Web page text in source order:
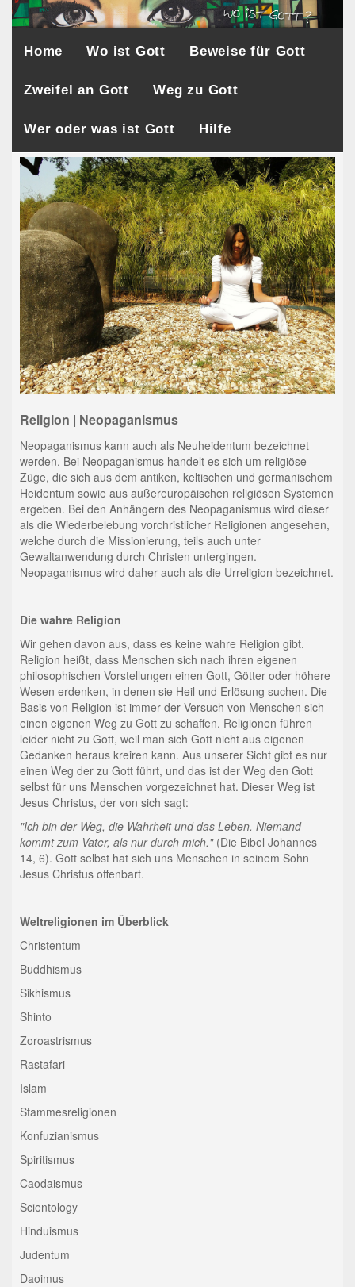
Home Wo ist Gott Beweise für Gott
Zweifel an Gott Weg zu Gott
Wer oder was ist Gott Hilfe
Religion | Neopaganismus
Neopaganismus kann auch als Neuheidentum bezeichnet
werden. Bei Neopaganismus handelt es sich um religiöse
Züge, die sich aus dem antiken, keltischen und germanischem
Heidentum sowie aus außereuropäischen religiösen Systemen
ergeben. Bei den Anhängern des Neopaganismus wird dieser
als die Wiederbelebung vorchristlicher Religionen angesehen,
welche durch die Missionierung, teils auch unter
Gewaltanwendung durch Christen untergingen.
Neopaganismus wird daher auch als die Urreligion bezeichnet.
Die wahre Religion
Wir gehen davon aus, dass es keine wahre Religion gibt.
Religion heißt, dass Menschen sich nach ihren eigenen
philosophischen Vorstellungen einen Gott, Götter oder höhere
Wesen erdenken, in denen sie Heil und Erlösung suchen. Die
Basis von Religion ist immer der Versuch von Menschen sich
einen eigenen Weg zu Gott zu schaffen. Religionen führen
leider nicht zu Gott, weil man sich Gott nicht aus eigenen
Gedanken heraus kreiren kann. Aus unserer Sicht gibt es nur
einen Weg der zu Gott führt, und das ist der Weg den Gott
selbst für uns Menschen vorgezeichnet hat. Dieser Weg ist
Jesus Christus, der von sich sagt:
"Ich bin der Weg, die Wahrheit und das Leben. Niemand
kommt zum Vater, als nur durch mich."(Die Bibel Johannes
14, 6). Gott selbst hat sich uns Menschen in seinem Sohn
Jesus Christus offenbart.
Weltreligionen im Überblick
Christentum
Buddhismus
Sikhismus
Shinto
Zoroastrismus
Rastafari
Islam
Stammesreligionen
Konfuzianismus
Spiritismus
Caodaismus
Scientology
Hinduismus
Judentum
Daoimus